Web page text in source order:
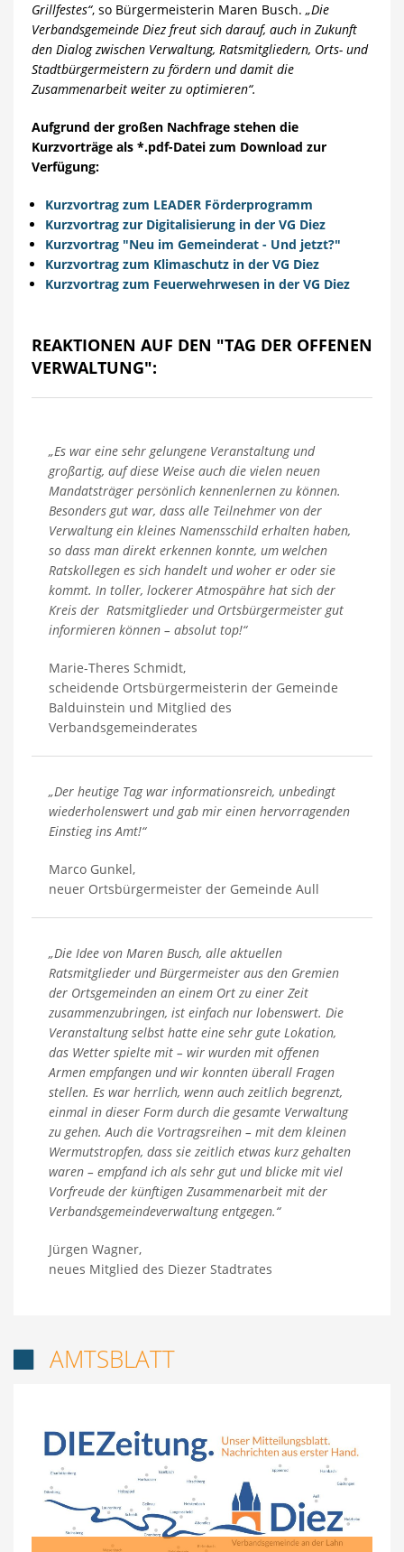
Grillfestes“, so Bürgermeisterin Maren Busch. „Die
Verbandsgemeinde Diez freut sich darauf, auch in Zukunft
den Dialog zwischen Verwaltung, Ratsmitgliedern, Orts- und
Stadtbürgermeistern zu fördern und damit die
Zusammenarbeit weiter zu optimieren“.
Aufgrund der großen Nachfrage stehen die
Kurzvorträge als *.pdf-Datei zum Download zur
Verfügung:
Kurzvortrag zum LEADER Förderprogramm
Kurzvortrag zur Digitalisierung in der VG Diez
Kurzvortrag "Neu im Gemeinderat - Und jetzt?"
Kurzvortrag zum Klimaschutz in der VG Diez
Kurzvortrag zum Feuerwehrwesen in der VG Diez
REAKTIONEN AUF DEN "TAG DER OFFENEN
VERWALTUNG":
„Es war eine sehr gelungene Veranstaltung und
großartig, auf diese Weise auch die vielen neuen
Mandatsträger persönlich kennenlernen zu können.
Besonders gut war, dass alle Teilnehmer von der
Verwaltung ein kleines Namensschild erhalten haben,
so dass man direkt erkennen konnte, um welchen
Ratskollegen es sich handelt und woher er oder sie
kommt. In toller, lockerer Atmospähre hat sich der
Kreis der Ratsmitglieder und Ortsbürgermeister gut
informieren können – absolut top!“
Marie-Theres Schmidt,
scheidende Ortsbürgermeisterin der Gemeinde
Balduinstein und Mitglied des
Verbandsgemeinderates
„Der heutige Tag war informationsreich, unbedingt
wiederholenswert und gab mir einen hervorragenden
Einstieg ins Amt!“
Marco Gunkel,
neuer Ortsbürgermeister der Gemeinde Aull
„Die Idee von Maren Busch, alle aktuellen
Ratsmitglieder und Bürgermeister aus den Gremien
der Ortsgemeinden an einem Ort zu einer Zeit
zusammenzubringen, ist einfach nur lobenswert. Die
Veranstaltung selbst hatte eine sehr gute Lokation,
das Wetter spielte mit – wir wurden mit offenen
Armen empfangen und wir konnten überall Fragen
stellen. Es war herrlich, wenn auch zeitlich begrenzt,
einmal in dieser Form durch die gesamte Verwaltung
zu gehen. Auch die Vortragsreihen – mit dem kleinen
Wermutstropfen, dass sie zeitlich etwas kurz gehalten
waren – empfand ich als sehr gut und blicke mit viel
Vorfreude der künftigen Zusammenarbeit mit der
Verbandsgemeindeverwaltung entgegen.“
Jürgen Wagner,
neues Mitglied des Diezer Stadtrates
AMTSBLATT